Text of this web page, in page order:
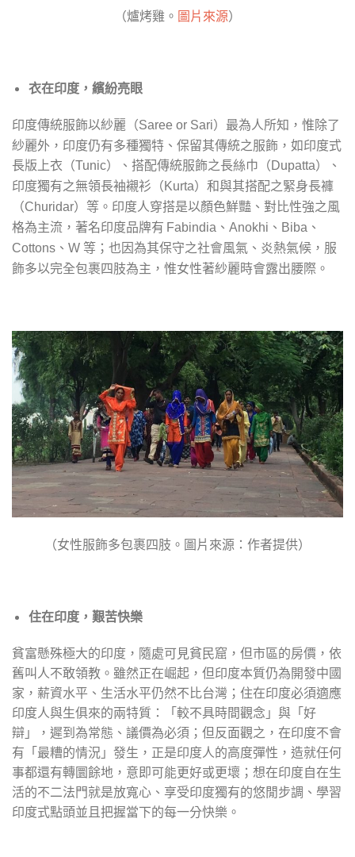
（爐烤雞。 圖片來源）
衣在印度，繽紛亮眼
印度傳統服飾以紗麗（Saree or Sari）最為人所知，惟除了
紗麗外，印度仍有多種獨特、保留其傳統之服飾，如印度式
長版上衣（Tunic）、搭配傳統服飾之長絲巾（Dupatta）、
印度獨有之無領長袖襯衫（Kurta）和與其搭配之緊身長褲
（Churidar）等。印度人穿搭是以顏色鮮豔、對比性強之風
格為主流，著名印度品牌有 Fabindia 、 Anokhi 、 Biba 、
Cottons 、 W 等；也因為其保守之社會風氣、炎熱氣候，服
飾多以完全包裹四肢為主，惟女性著紗麗時會露出腰際。
（女性服飾多包裹四肢。圖片來源：作者提供）
住在印度，艱苦快樂
貧富懸殊極大的印度，隨處可見貧民窟，但市區的房價，依
舊叫人不敢領教。雖然正在崛起，但印度本質仍為開發中國
家，薪資水平、生活水平仍然不比台灣；住在印度必須適應
印度人與生俱來的兩特質：「較不具時間觀念」與「好
辯」，遲到為常態、議價為必須；但反面觀之，在印度不會
有「最糟的情況」發生，正是印度人的高度彈性，造就任何
事都還有轉圜餘地，意即可能更好或更壞；想在印度自在生
活的不二法門就是放寬心、享受印度獨有的悠閒步調、學習
印度式點頭並且把握當下的每一分快樂。